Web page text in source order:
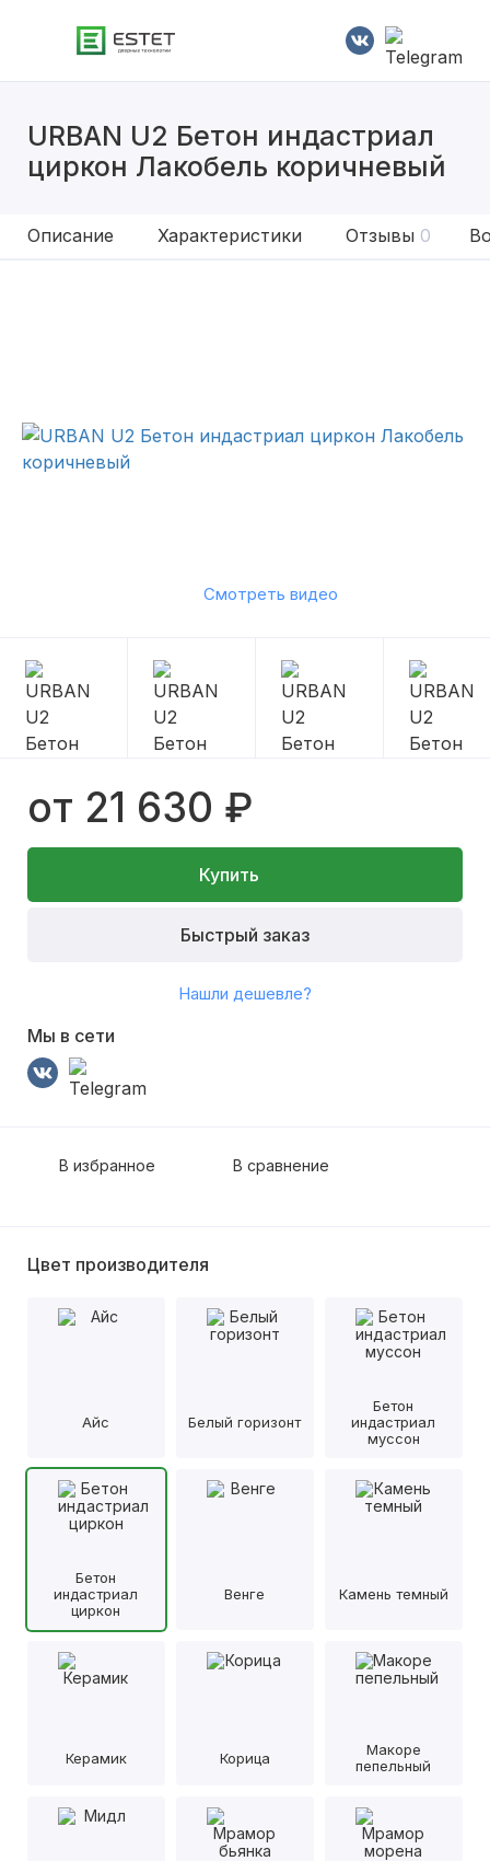
URBAN U2 Бетон индастриал
циркон Лакобель коричневый
Описание Характеристики Отзывы 0
Смотреть видео
от 21 630 ₽
Купить
Быстрый заказ
Нашли дешевле?
Мы в сети
В избранное В сравнение
Цвет производителя
Айс Белый горизонт
Бетон
индастриал
муссон
Бетон
индастриал
циркон
Венге Камень темный
Керамик Корица
Макоре
пепельный